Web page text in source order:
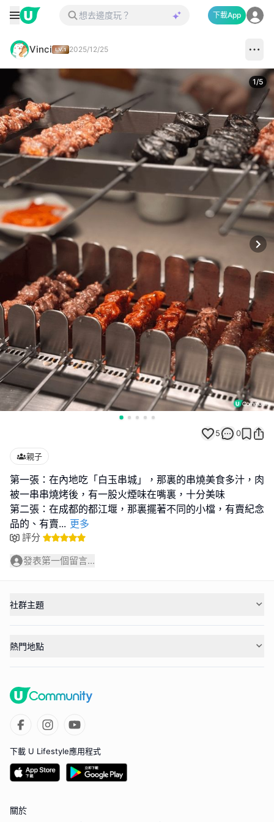
下載App
Vinci 2025/12/25
1/5
5 0
親子
第一張：在內地吃「白玉串城」，那裏的串燒美食多汁，肉
被一串串燒烤後，有一股火煙味在嘴裏，十分美味
第二張：在成都的都江堰，那裏擺著不同的小檔，有賣紀念
品的、有賣... 更多
評分
發表第一個留言...
社群主題
熱門地點
下載 U Lifestyle應用程式
關於